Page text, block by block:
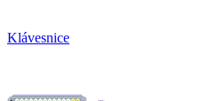
Klávesnice